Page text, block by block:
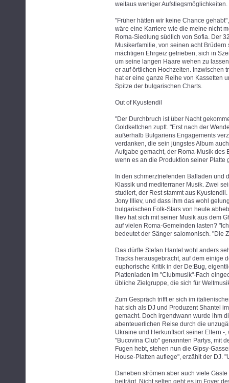
weitaus weniger Aufstiegsmöglichkeiten.
"Früher hätten wir keine Chance
wäre eine Karriere wie die meine nicht
Roma-Siedlung südlich von Sofia. Der
Musikerfamilie, von seinen acht
mächtigen Ehrgeiz getrieben, sich in
um seine langen Haare wehen zu
er auf örtlichen Hochzeiten. Inzwischen
hat er eine ganze Reihe von Kassetten
Spitze der bulgarischen Charts.
Out of Kyustendil
"Der Durchbruch ist über Nacht
Goldkettchen zupft. "Erst nach der
außerhalb Bulgariens Engagements
verdanken, die sein jüngstes Album
Aufgabe gemacht, der Roma-Musik des
wenn es an die Produktion seiner Platte
In den schmerztriefenden Balladen und
Klassik und mediterraner Musik. Zwei
studiert, der Rest stammt aus
Jony Illiev, und dass ihm das wohl
bulgarischen Folk-Stars von heute
Iliev hat sich mit seiner Musik aus dem
auf vielen Roma-Gemeinden lasten?
bedeutet der Sänger salomonisch. "Die
Das dürfte Stefan Hantel wohl anders
Tracks herausgebracht, auf dem einige
euphorische Kritik in der De:Bug,
Plattenladen im "Clubmusik"-Fach
übliche Zielgruppe, die sich für
Zum Gespräch trifft er sich im
hat sich als DJ und Produzent Shantel
gemacht. Doch irgendwann wurde ihm
abenteuerlichen Reise durch die
Ukraine und Herkunftsort seiner Eltern
"Bucovina Club" genannten Partys, mit
Fugen hebt, stehen nun die Gipsy-
House-Platten auflege", erzählt der DJ.
Daneben strömen aber auch viele
beiträgt. Nicht selten geht es im Foyer